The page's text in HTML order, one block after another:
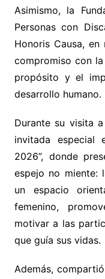
Asimismo, la
Personas con
Honoris Causa,
compromiso con
propósito y el
desarrollo humano.
Durante su visita
invitada especial
2026”, donde
espejo no miente:
un espacio
femenino,
motivar a las
que guía sus vidas.
Además,